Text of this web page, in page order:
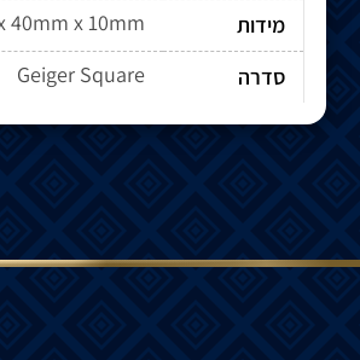
מידות
40mm x 10mm
סדרה
Geiger Square